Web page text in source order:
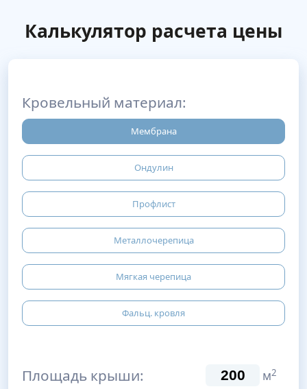
Калькулятор расчета цены
Кровельный материал:
Мембрана
Ондулин
Профлист
Металлочерепица
Мягкая черепица
Фальц. кровля
Площадь крыши: м2